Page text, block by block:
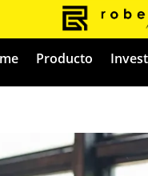
Producto